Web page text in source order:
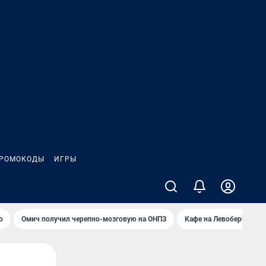
ИГРЫ
Омич получил черепно-мозговую на ОНПЗ Кафе на Левобережье